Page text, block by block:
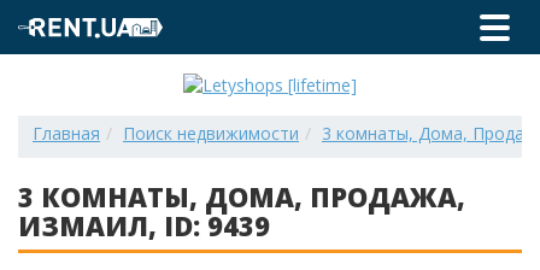
Главная Поиск недвижимости 3 комнаты, Дома,
3 КОМНАТЫ, ДОМА, ПРОДАЖА,
ИЗМАИЛ, ID: 9439